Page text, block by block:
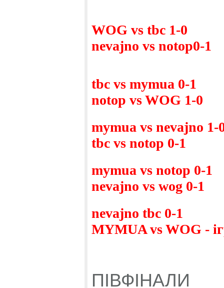
WOG vs tbc 1-0
nevajno vs notop0-1
tbc vs mymua 0-1
notop vs WOG 1-0
mymua vs nevajno 1-
tbc vs notop 0-1
mymua vs notop 0-1
nevajno vs wog 0-1
nevajno tbc 0-1
MYMUA vs WOG -
ПІВФІНАЛИ